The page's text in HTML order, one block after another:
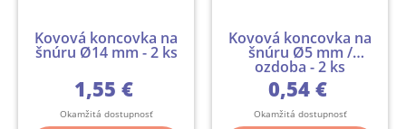
Kovová koncovka na
šnúru Ø14 mm - 2 ks
1,55 €
Okamžitá dostupnosť
Kovová koncovka na
šnúru Ø5 mm /
ozdoba - 2 ks
0,54 €
Okamžitá dostupnosť